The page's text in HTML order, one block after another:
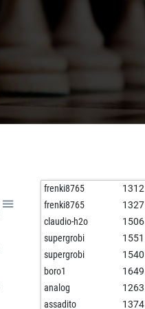
frenki8765 1312
frenki8765 1327
claudio-h2o 1506
supergrobi 1551
supergrobi 1540
boro1 1649
analog 1263
assadito 1374